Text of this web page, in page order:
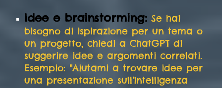
Idee e brainstorming: Se hai
bisogno di ispirazione per un tema o
un progetto, chiedi a ChatGPT di
suggerire idee e argomenti correlati.
Esempio: "Aiutami a trovare idee per
una presentazione sull'intelligenza